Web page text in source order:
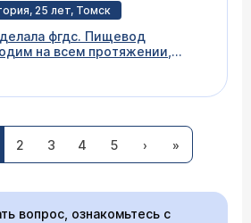
25 лет, Томск
фгдс. Пищевод
на всем протяжении,
рисунок
регулярный. Кардия
Складки типичные, при
расправляются
с очагами эритемы, рыхлая
розовая, бархатистая. В
Судя по описанию, у
гастропатия.
2 3 4 5 › »
вопрос, ознакомьтесь с